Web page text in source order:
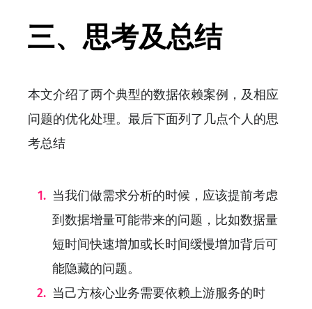
三、思考及总结
本文介绍了两个典型的数据依赖案例，及相应
问题的优化处理。最后下面列了几点个人的思
考总结
当我们做需求分析的时候，应该提前考虑
到数据增量可能带来的问题，比如数据量
短时间快速增加或长时间缓慢增加背后可
能隐藏的问题。
当己方核心业务需要依赖上游服务的时